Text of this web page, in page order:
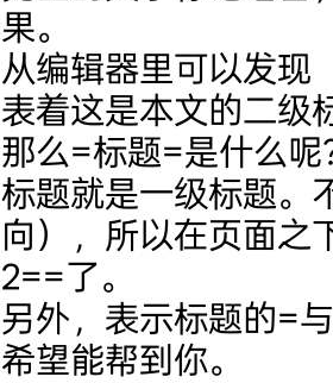
果。
从编辑器里可以发现
表着这是本文的二级
那么=标题=是什么
标题就是一级标题。
向），所以在页面之
2==了。
另外，表示标题的=
希望能帮到你。